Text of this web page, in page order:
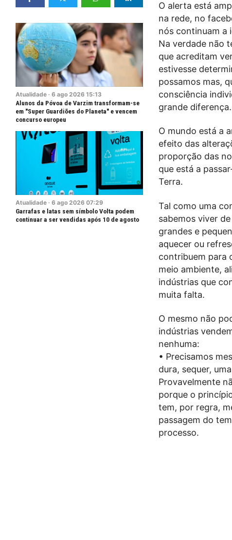
Atualidade · 6 ago 2026 15:13
Alunos da Póvoa de Varzim transformam-se
em "Super Guardiões do Planeta" e vencem
concurso europeu
Atualidade · 6 ago 2026 07:29
Garrafas e latas sem símbolo Volta podem
continuar a ser vendidas após 10 de agosto
O alerta está
na rede, no
nós continuam a
Na verdade não
que acreditam
estivesse
possamos mas,
consciência
grande diferença.
O mundo está a
efeito das
proporção das
que está a
Terra.
Tal como uma
sabemos viver
grandes e
aquecer ou
contribuem para
meio ambiente,
indústrias que
muita falta.
O mesmo não
indústrias
nenhuma:
• Precisamos
dura, sequer,
Provavelmente
porque o
tem, por regra,
passagem do
processo.